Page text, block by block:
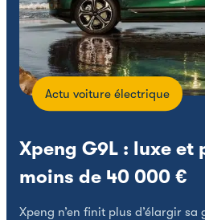
Actu voiture électrique
Xpeng G9L : luxe et
moins de 40 000 €
Xpeng n’en finit plus d’élargir sa